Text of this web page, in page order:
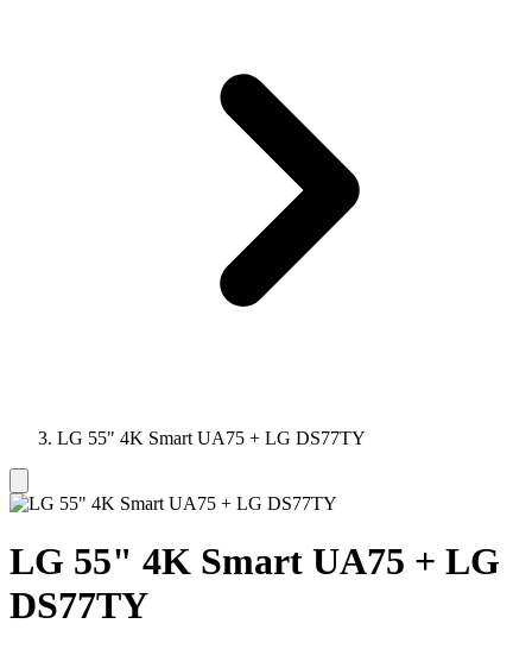
LG 55" 4K Smart UA75 + LG DS77TY
LG 55" 4K Smart UA75 + LG
DS77TY